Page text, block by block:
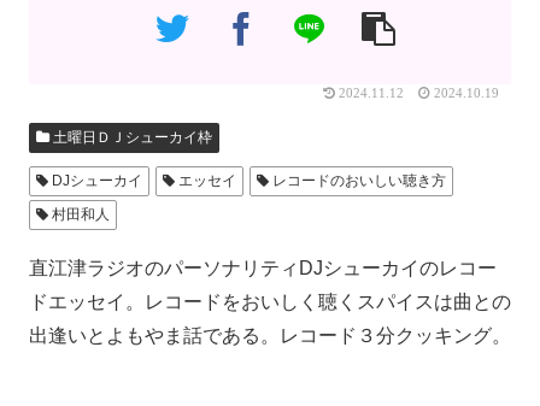
2024.11.12 2024.10.19
土曜日ＤＪシューカイ枠
DJシューカイ エッセイ
レコードのおいしい聴き方
村田和人
直江津ラジオのパーソナリティDJシューカイのレコー
ドエッセイ。レコードをおいしく聴くスパイスは曲との
出逢いとよもやま話である。レコード３分クッキング。